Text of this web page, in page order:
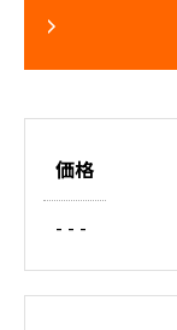
価格
- - -